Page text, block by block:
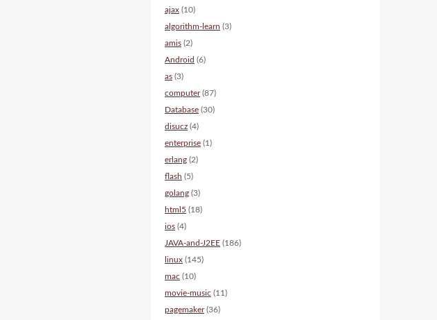
ajax (10)
algorithm-learn (3)
amis (2)
Android (6)
as (3)
computer(87)
Database (30)
disucz (4)
enterprise (1)
erlang (2)
flash (5)
golang (3)
html5 (18)
ios (4)
JAVA-and-J2EE (186)
linux (145)
mac (10)
movie-music (11)
pagemaker(36)